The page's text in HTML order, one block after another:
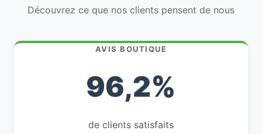
Découvrez ce que nos clients pensent de nous
AVIS BOUTIQUE
96,2%
de clients satisfaits